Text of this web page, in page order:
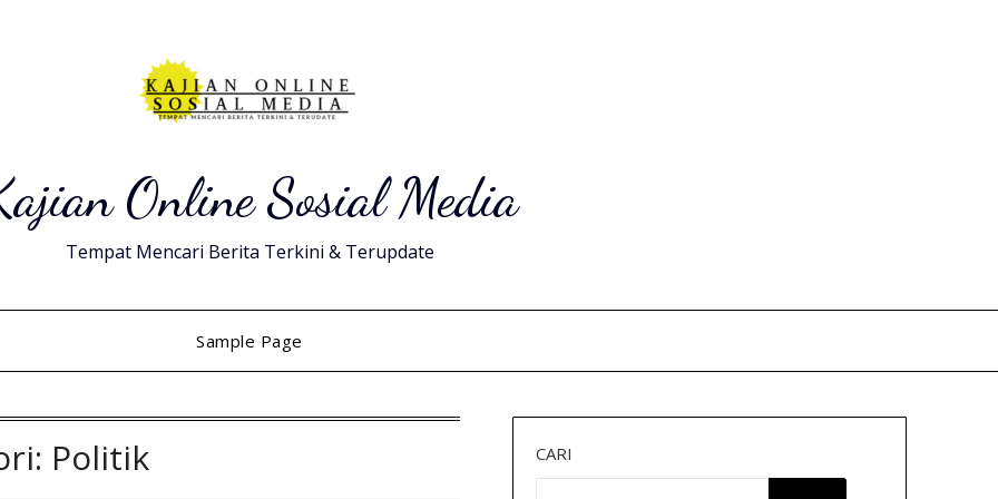
Online Sosial Media
Tempat Mencari Berita Terkini & Terupdate
Sample Page
Politik CARI